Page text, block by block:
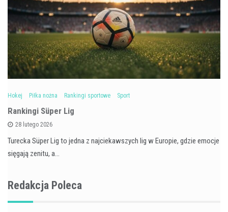
Hokej Piłka nożna Rankingi sportowe Sport
Rankingi Süper Lig
28 lutego 2026
Turecka Süper Lig to jedna z najciekawszych lig w Europie, gdzie emocje
sięgają zenitu, a…
Redakcja Poleca